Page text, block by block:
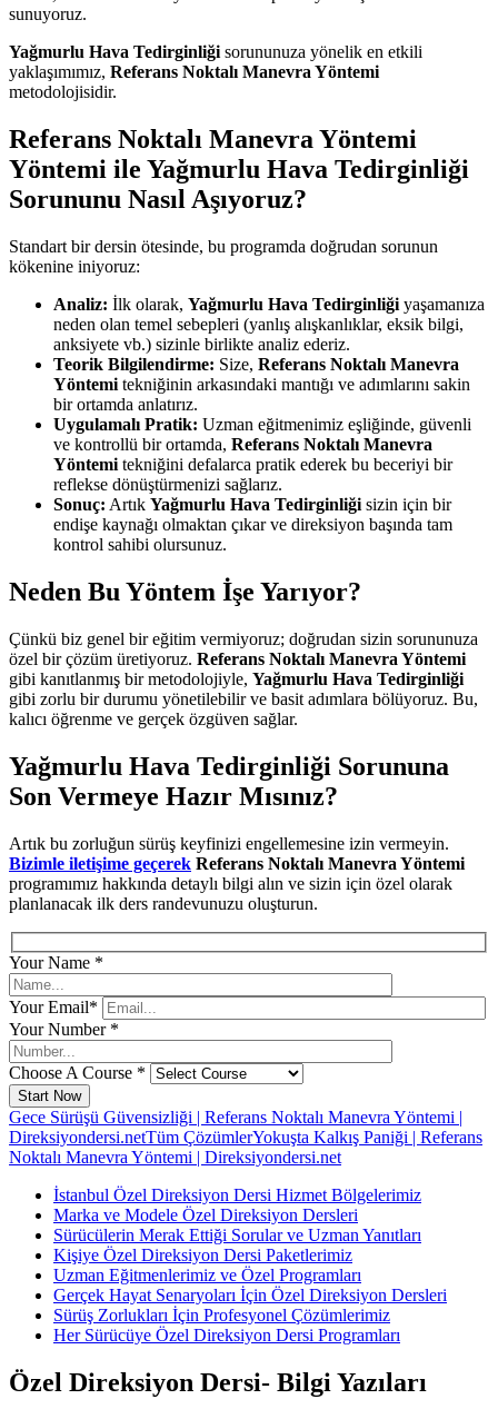
sunuyoruz.
Yağmurlu Hava Tedirginliği sorununuza yönelik en etkili
yaklaşımımız, Referans Noktalı Manevra Yöntemi
metodolojisidir.
Referans Noktalı Manevra Yöntemi
Yöntemi ile Yağmurlu Hava Tedirginliği
Sorununu Nasıl Aşıyoruz?
Standart bir dersin ötesinde, bu programda doğrudan sorunun
kökenine iniyoruz:
Analiz: İlk olarak, Yağmurlu Hava Tedirginliği yaşamanıza
neden olan temel sebepleri (yanlış alışkanlıklar, eksik bilgi,
anksiyete vb.) sizinle birlikte analiz ederiz.
Teorik Bilgilendirme: Size, Referans Noktalı Manevra
Yöntemi tekniğinin arkasındaki mantığı ve adımlarını sakin
bir ortamda anlatırız.
Uygulamalı Pratik: Uzman eğitmenimiz eşliğinde, güvenli
ve kontrollü bir ortamda, Referans Noktalı Manevra
Yöntemi tekniğini defalarca pratik ederek bu beceriyi bir
reflekse dönüştürmenizi sağlarız.
Sonuç: Artık Yağmurlu Hava Tedirginliği sizin için bir
endişe kaynağı olmaktan çıkar ve direksiyon başında tam
kontrol sahibi olursunuz.
Neden Bu Yöntem İşe Yarıyor?
Çünkü biz genel bir eğitim vermiyoruz; doğrudan sizin sorununuza
özel bir çözüm üretiyoruz. Referans Noktalı Manevra Yöntemi
gibi kanıtlanmış bir metodolojiyle, Yağmurlu Hava Tedirginliği
gibi zorlu bir durumu yönetilebilir ve basit adımlara bölüyoruz. Bu,
kalıcı öğrenme ve gerçek özgüven sağlar.
Yağmurlu Hava Tedirginliği Sorununa
Son Vermeye Hazır Mısınız?
Artık bu zorluğun sürüş keyfinizi engellemesine izin vermeyin.
Bizimle iletişime geçerek Referans Noktalı Manevra Yöntemi
programımız hakkında detaylı bilgi alın ve sizin için özel olarak
planlanacak ilk ders randevunuzu oluşturun.
Your Name *
Your Email*
Your Number *
Choose A Course *
Start Now
Gece Sürüşü Güvensizliği | Referans Noktalı Manevra Yöntemi |
Direksiyondersi.netTüm ÇözümlerYokuşta Kalkış Paniği | Referans
Noktalı Manevra Yöntemi | Direksiyondersi.net
İstanbul Özel Direksiyon Dersi Hizmet Bölgelerimiz
Marka ve Modele Özel Direksiyon Dersleri
Sürücülerin Merak Ettiği Sorular ve Uzman Yanıtları
Kişiye Özel Direksiyon Dersi Paketlerimiz
Uzman Eğitmenlerimiz ve Özel Programları
Gerçek Hayat Senaryoları İçin Özel Direksiyon Dersleri
Sürüş Zorlukları İçin Profesyonel Çözümlerimiz
Her Sürücüye Özel Direksiyon Dersi Programları
Özel Direksiyon Dersi- Bilgi Yazıları